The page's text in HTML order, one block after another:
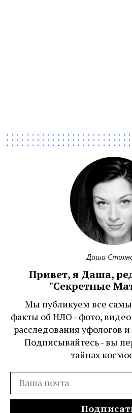
Даша
Привет, я Даша,
"Секретные
Мы публикуем все
факты об НЛО - фото,
расследования уфологов
Подписывайтесь - вы
тайнах